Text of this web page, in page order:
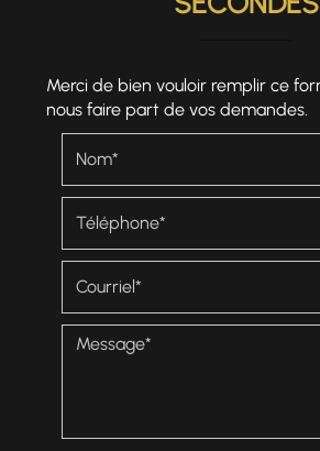
Merci de bien vouloir remplir ce
nous faire part de vos demandes.